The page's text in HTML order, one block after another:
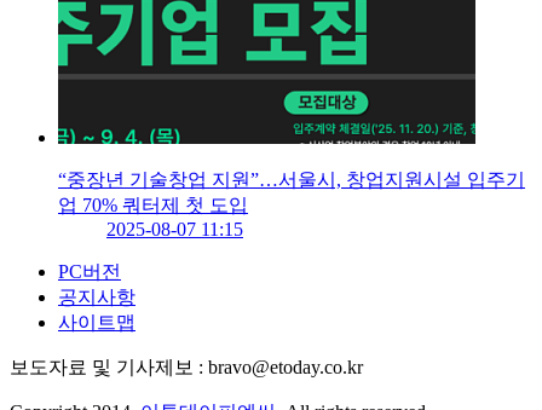
“중장년 기술창업 지원”…서울시, 창업지원시설 입주기
업 70% 쿼터제 첫 도입
2025-08-07 11:15
PC버전
공지사항
사이트맵
보도자료 및 기사제보 : bravo@etoday.co.kr